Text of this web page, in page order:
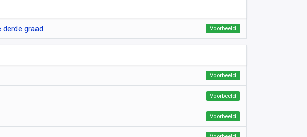
derde graad Voorbeeld
Voorbeeld
Voorbeeld
Voorbeeld